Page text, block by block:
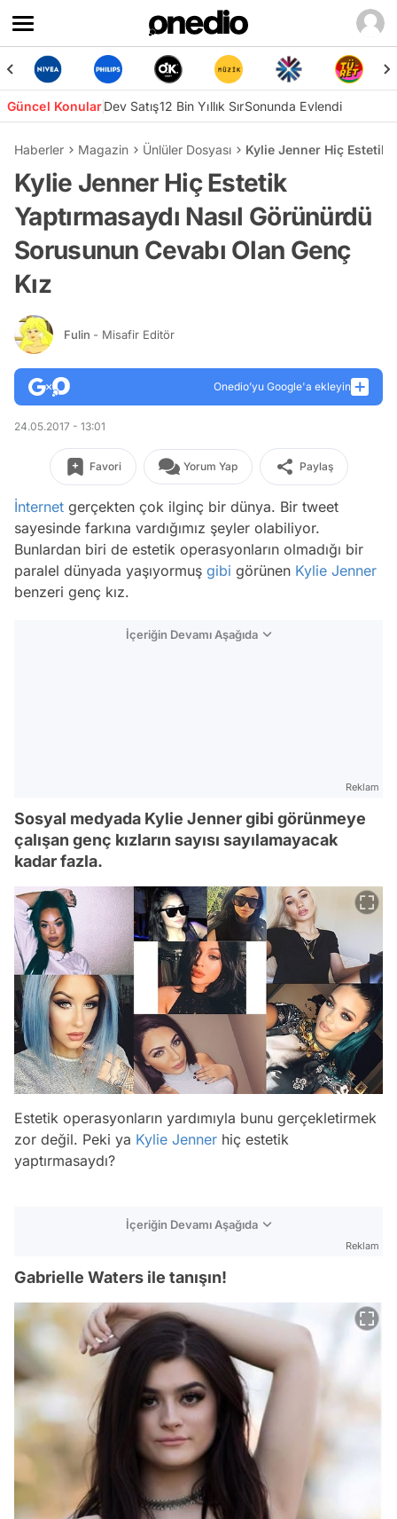
Güncel KonularDev Satış12 Bin Yıllık SırSonunda Evlendi
Haberler Magazin Ünlüler Dosyası Kylie Jenner Hiç Estetik
Kylie Jenner Hiç Estetik
Yaptırmasaydı Nasıl Görünürdü
Sorusunun Cevabı Olan Genç
Kız
Fulin - Misafir Editör
Onedio’yu Google'a ekleyin
24.05.2017 - 13:01
Favori Yorum Yap Paylaş
İnternet gerçekten çok ilginç bir dünya. Bir tweet
sayesinde farkına vardığımız şeyler olabiliyor.
Bunlardan biri de estetik operasyonların olmadığı bir
paralel dünyada yaşıyormuş gibi görünen Kylie Jenner
benzeri genç kız.
İçeriğin Devamı Aşağıda
Reklam
Sosyal medyada Kylie Jenner gibi görünmeye
çalışan genç kızların sayısı sayılamayacak
kadar fazla.
Estetik operasyonların yardımıyla bunu gerçekletirmek
zor değil. Peki ya Kylie Jenner hiç estetik
yaptırmasaydı?
İçeriğin Devamı Aşağıda
Reklam
Gabrielle Waters ile tanışın!